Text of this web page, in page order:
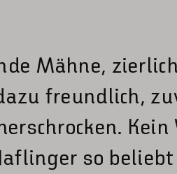
Mähne,
freundlich,
Kein
so